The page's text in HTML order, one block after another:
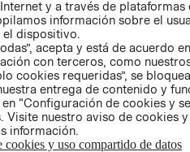
TÉRMINOS Y
CONDICIONES
AVISO DE
PRIVACIDAD
GIFT CARD
AVISO DE
COOKIES
y a través de plataformas
información sobre el
dispositivo.
acepta y está de acuerdo
con terceros, como
cookies requeridas”, se
entrega de contenido y
“Configuración de cookies y
Visite nuestro aviso de cookies
información.
cookies y uso compartido de datos